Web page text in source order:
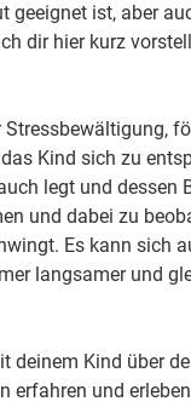
geeignet ist, aber
dir hier kurz
Kind sich zu
legt und dessen
und dabei zu
Es kann sich
langsamer und
deinem Kind über
erfahren und